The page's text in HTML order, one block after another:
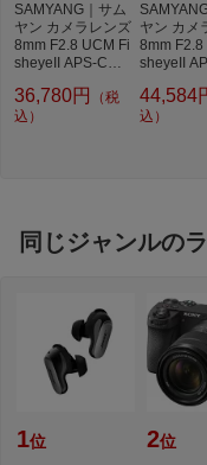
SAMYANG｜サム
ヤン カメラレンズ
8mm F2.8 UCM Fi
sheyeII APS-C用
ンEF-M /単焦点レ
ンズ][8MMF28_2
36,780円
（税
込）
ヤン カメ
8mm F2.8
sheyeII
/単焦点レ
MF28_2ソ
44,584
込）
同じジャンルの
1位 2位